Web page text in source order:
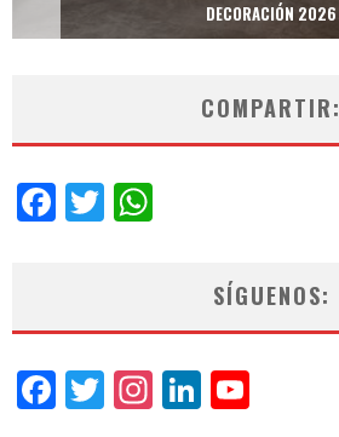
DECORACIÓN 2026
COMPARTIR:
Facebook
Twitter
SÍGUENOS:
Facebook
Twitter
Instagram
LinkedIn